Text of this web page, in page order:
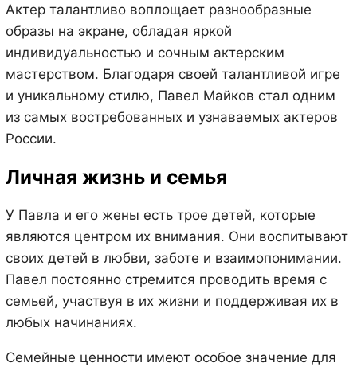
Актер талантливо воплощает разнообразные
образы на экране, обладая яркой
индивидуальностью и сочным актерским
мастерством. Благодаря своей талантливой игре
и уникальному стилю, Павел Майков стал одним
из самых востребованных и узнаваемых актеров
России.
Личная жизнь и семья
У Павла и его жены есть трое детей, которые
являются центром их внимания. Они воспитывают
своих детей в любви, заботе и взаимопонимании.
Павел постоянно стремится проводить время с
семьей, участвуя в их жизни и поддерживая их в
любых начинаниях.
Семейные ценности имеют особое значение для